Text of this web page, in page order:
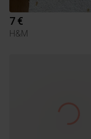
7 €
H&M